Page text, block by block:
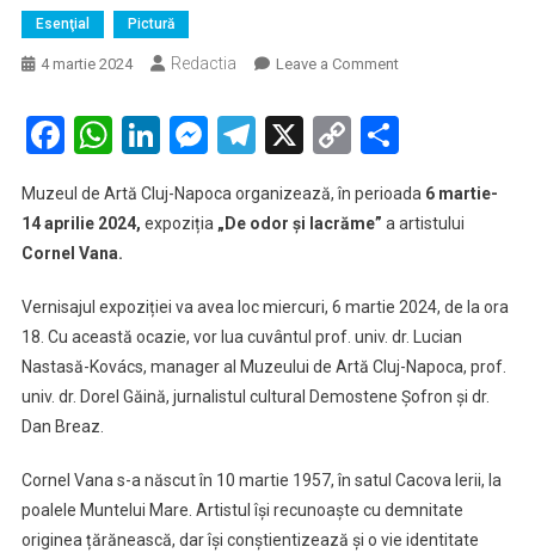
Esenţial Pictură
4 martie 2024 Redactia Leave a Commenton
”De
lacrăme”
de
Facebook
WhatsApp
LinkedIn
Messenger
Telegram
X Copy
Muzeul de Artă Cluj-Napoca organizează, în perioada 6 martie-
14 aprilie 2024, expoziția „De odor și lacrăme” a artistului
Cornel Vana.
Vernisajul expoziției va avea loc miercuri, 6 martie 2024, de la ora
18. Cu această ocazie, vor lua cuvântul prof. univ. dr. Lucian
Nastasă-Kovács, manager al Muzeului de Artă Cluj-Napoca, prof.
univ. dr. Dorel Găină, jurnalistul cultural Demostene Șofron și dr.
Dan Breaz.
Cornel Vana s-a născut în 10 martie 1957, în satul Cacova Ierii, la
poalele Muntelui Mare. Artistul își recunoaște cu demnitate
originea țărănească, dar își conștientizează și o vie identitate